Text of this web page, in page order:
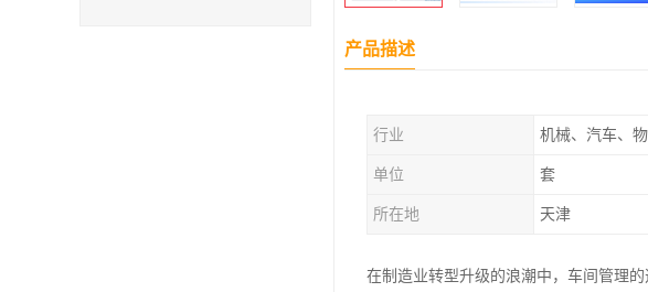
产品描述
行业 机械、汽车、
单位 套
所在地 天津
在制造业转型升级的浪潮中，车间管理